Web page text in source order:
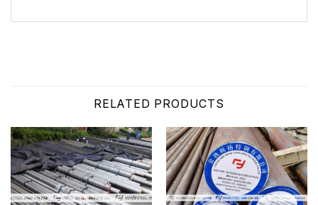
RELATED PRODUCTS